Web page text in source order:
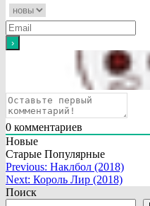
0 комментариев
Новые
Старые Популярные
Навигация
по
Previous: Наклбол (2018)
Next: Король Лир (2018)
Поиск